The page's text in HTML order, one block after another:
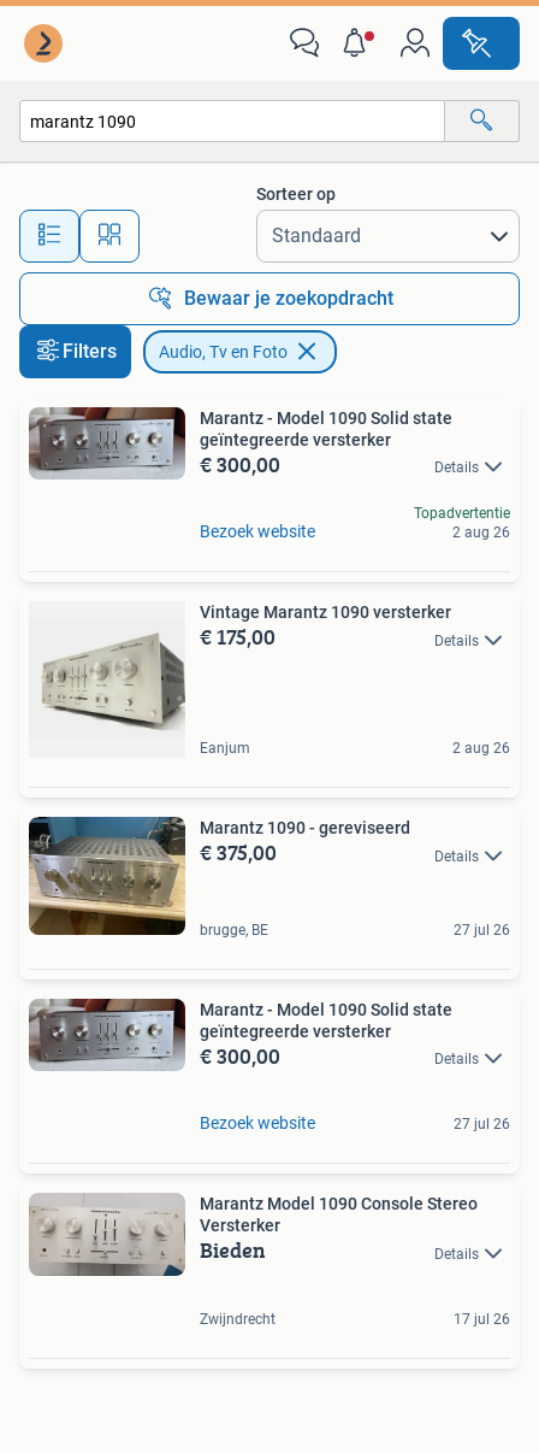
Alle afstanden…
Sorteer op
Bewaar je zoekopdracht
Filters Audio, Tv en Foto
Marantz - Model 1090 Solid state
geïntegreerde versterker
€ 300,00 Details
Bezoek website
Topadvertentie
2 aug 26
Vintage Marantz 1090 versterker
€ 175,00 Details
Eanjum 2 aug 26
Marantz 1090 - gereviseerd
€ 375,00 Details
brugge, BE 27 jul 26
Marantz - Model 1090 Solid state
geïntegreerde versterker
€ 300,00 Details
Bezoek website 27 jul 26
Marantz Model 1090 Console Stereo
Versterker
Bieden Details
Zwijndrecht 17 jul 26